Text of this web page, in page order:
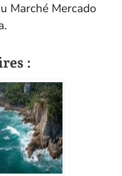
Marché Mercado
: